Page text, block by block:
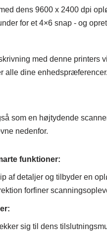
dens 9600 x 2400 dpi
for et 4×6 snap - og
med denne printers
alle dine enhedspræferencer.
som en højtydende
nedenfor.
funktioner:
af detaljer og tilbyder en
forfiner
sig til dens